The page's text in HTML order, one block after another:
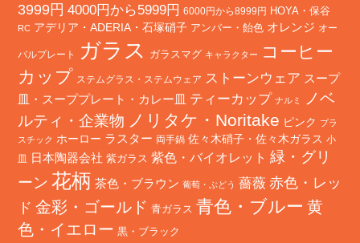
3999円 4000円から5999円 6000円から8999円 HOYA・保谷
RC アデリア・ADERIA・石塚硝子 アンバー・飴色 オレンジ オー
バルプレート ガラス ガラスマグ キャラクター
コーヒー
カップ ステムグラス・ステムウェア ストーンウェア スープ
皿・スーププレート・カレー皿 ティーカップ ナルミ
ノベ
ルティ・企業物 ノリタケ・Noritake ピンク プラ
スチック ホーロー ラスター 両手鍋 佐々木硝子・佐々木ガラス 小
皿
日本陶器会社 紫ガラス 紫色・バイオレット 緑・グリ
ーン 花柄 茶色・ブラウン 葡萄・ぶどう 薔薇 赤色・レッ
ド 金彩・ゴールド 青ガラス 青色・ブルー 黄
色・イエロー 黒・ブラック